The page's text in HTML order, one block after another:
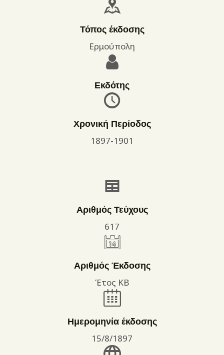
ΕΠΙΚΟΙΝΩΝΊΑ
ΌΡΟΙ ΧΡΉΣΗΣΤόπος έκδοσης
Ερμούπολη
Εκδότης
Χρονική Περίοδος
1897-1901
Αριθμός Τεύχους
617
Αριθμός Έκδοσης
Έτος ΚΒ
Ημερομηνία έκδοσης
15/8/1897